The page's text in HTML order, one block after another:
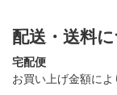
配送・送料
宅配便
お買い上げ金額によ